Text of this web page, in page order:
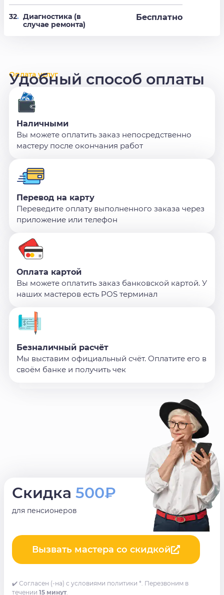
32. Диагностика (в
случае ремонта)
Бесплатно
Оплата услуг
Удобный способ оплаты
Наличными
Вы можете оплатить заказ непосредственно
мастеру после окончания работ
Перевод на карту
Переведите оплату выполненного заказа через
приложение или телефон
Оплата картой
Вы можете оплатить заказ банковской картой. У
наших мастеров есть POS терминал
Безналичный расчёт
Мы выставим официальный счёт. Оплатите его в
своём банке и получить чек
Скидка 500₽
для пенсионеров
Вызвать мастера со скидкой
✔️ Согласен (-на) с условиями политики *. Перезвоним в
течении 15 минут.